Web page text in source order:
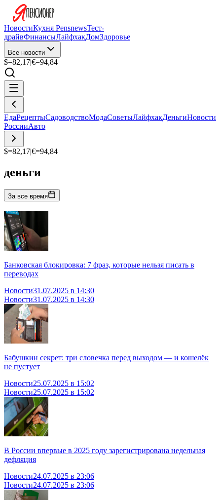
НовостиКухня PensnewsТест-
драйвФинансыЛайфхакДомЗдоровье
Все новости
$=82,17|€=94,84
ЕдаРецептыСадоводствоМодаСоветыЛайфхакДеньгиНовости
РоссииАвто
$=82,17|€=94,84
деньги
За все время
Банковская блокировка: 7 фраз, которые нельзя писать в
переводах
Новости31.07.2025 в 14:30
Новости31.07.2025 в 14:30
Бабушкин секрет: три словечка перед выходом — и кошелёк
не пустует
Новости25.07.2025 в 15:02
Новости25.07.2025 в 15:02
В России впервые в 2025 году зарегистрирована недельная
дефляция
Новости24.07.2025 в 23:06
Новости24.07.2025 в 23:06